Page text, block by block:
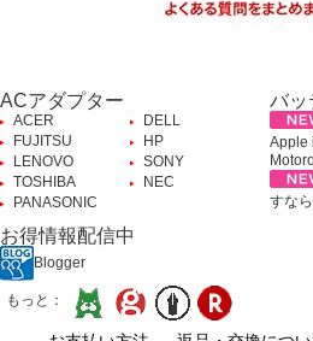
ACアダプター
ACER
DELL
FUJITSU
HP
LENOVO
SONY
TOSHIBA
NEC
PANASONIC
バッ
Apple
すなら
お得情報配信中
Blogger
もっと：